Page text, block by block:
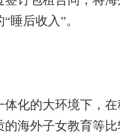
睡后收入”。
体化的大环境下，
的海外子女教育等